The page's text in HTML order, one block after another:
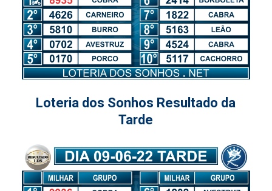
Loteria dos Sonhos Resultado da
Tarde